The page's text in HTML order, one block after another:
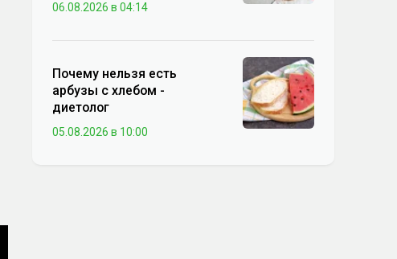
06.08.2026 в 04:14
Почему нельзя есть
арбузы с хлебом -
диетолог
05.08.2026 в 10:00